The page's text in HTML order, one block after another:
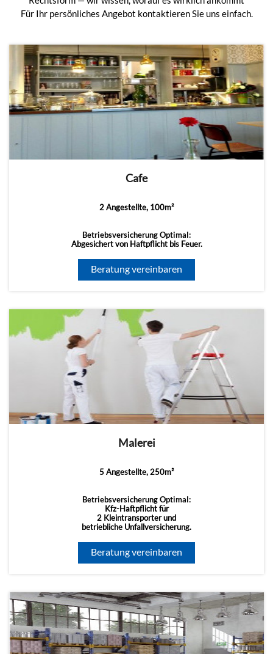
Für Ihr persönliches Angebot kontaktieren Sie uns einfach.
Cafe
2 Angestellte, 100m²
Betriebsversicherung Optimal:
Abgesichert von Haftpflicht bis Feuer.
Beratung vereinbaren
Malerei
5 Angestellte, 250m²
Betriebsversicherung Optimal:
Kfz-Haftpflicht für
2 Kleintransporter und
betriebliche Unfallversicherung.
Beratung vereinbaren